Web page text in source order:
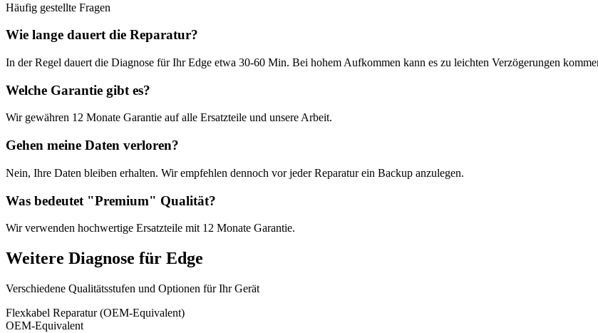
Häufig gestellte Fragen
Wie lange dauert die Reparatur?
In der Regel dauert die Diagnose für IhrEdge etwa 30-60 Min. Bei hohem Aufkommen kann es zu leichten Verzögerungen
Welche Garantie gibt es?
Wir gewähren 12 Monate Garantie auf alle Ersatzteile und unsere Arbeit.
Gehen meine Daten verloren?
Nein, Ihre Daten bleiben erhalten. Wir empfehlen dennoch vor jeder Reparatur ein Backup anzulegen.
Was bedeutet "Premium" Qualität?
Wir verwenden hochwertige Ersatzteile mit 12 Monate Garantie.
Weitere Diagnose für Edge
Verschiedene Qualitätsstufen und Optionen für Ihr Gerät
Flexkabel Reparatur (OEM-Equivalent)
OEM-Equivalent